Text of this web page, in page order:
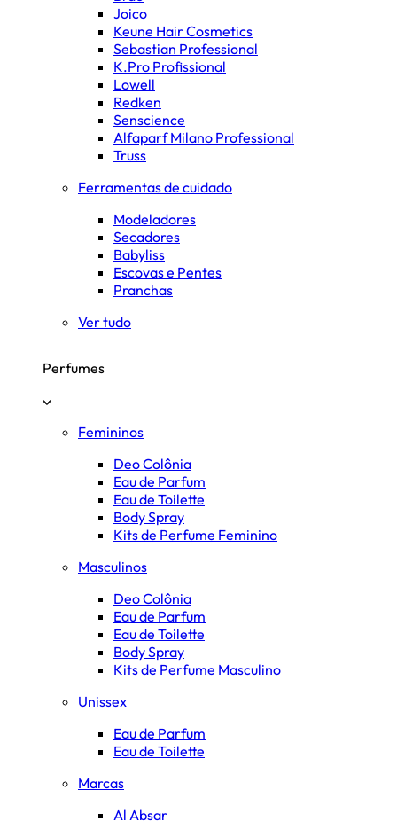
Joico
Keune Hair Cosmetics
Sebastian Professional
K.Pro Profissional
Lowell
Redken
Senscience
Alfaparf Milano Professional
Truss
Ferramentas de cuidado
Modeladores
Secadores
Babyliss
Escovas e Pentes
Pranchas
Ver tudo
Perfumes
Femininos
Deo Colônia
Eau de Parfum
Eau de Toilette
Body Spray
Kits de Perfume Feminino
Masculinos
Deo Colônia
Eau de Parfum
Eau de Toilette
Body Spray
Kits de Perfume Masculino
Unissex
Eau de Parfum
Eau de Toilette
Marcas
Al Absar